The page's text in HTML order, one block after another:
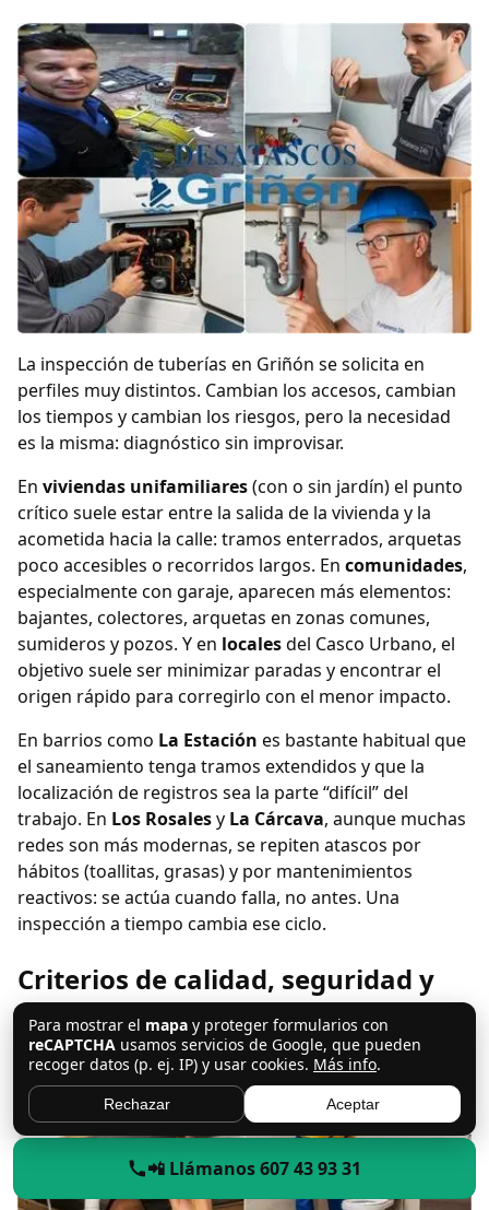
La inspección de tuberías en Griñón se solicita en
perfiles muy distintos. Cambian los accesos, cambian
los tiempos y cambian los riesgos, pero la necesidad
es la misma: diagnóstico sin improvisar.
En viviendas unifamiliares(con o sin jardín) el punto
crítico suele estar entre la salida de la vivienda y la
acometida hacia la calle: tramos enterrados, arquetas
poco accesibles o recorridos largos. En comunidades,
especialmente con garaje, aparecen más elementos:
bajantes, colectores, arquetas en zonas comunes,
sumideros y pozos. Y en localesdel Casco Urbano, el
objetivo suele ser minimizar paradas y encontrar el
origen rápido para corregirlo con el menor impacto.
En barrios como La Estación es bastante habitual que
el saneamiento tenga tramos extendidos y que la
localización de registros sea la parte “difícil” del
trabajo. En Los Rosalesy La Cárcava, aunque muchas
redes son más modernas, se repiten atascos por
hábitos (toallitas, grasas) y por mantenimientos
reactivos: se actúa cuando falla, no antes. Una
inspección a tiempo cambia ese ciclo.
Criterios de calidad, seguridad y
confianza (EEAT aplicado al
diagnóstico)
📲 Llámanos 607 43 93 31
Para mostrar el mapa y proteger formularios con
reCAPTCHA usamos servicios de Google, que pueden
recoger datos (p. ej. IP) y usar cookies. Más info.
Rechazar Aceptar